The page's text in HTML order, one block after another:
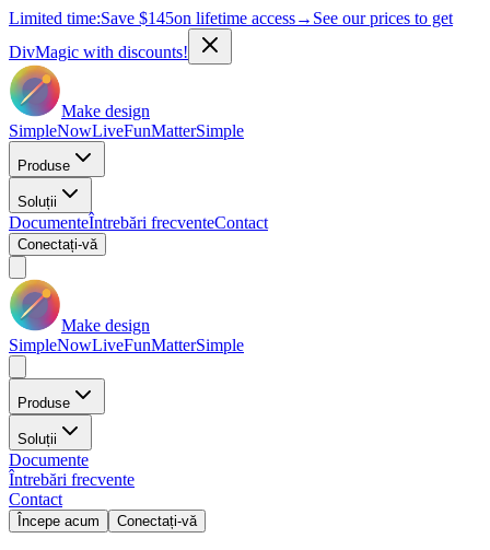
Limited time:Save $145on lifetime access→ See our prices to get
DivMagic with discounts!
Make design
SimpleNowLiveFunMatterSimple
Produse
Soluții
DocumenteÎntrebări frecventeContact
Conectați-vă
Make design
SimpleNowLiveFunMatterSimple
Produse
Soluții
Documente
Întrebări frecvente
Contact
Începe acum Conectați-vă